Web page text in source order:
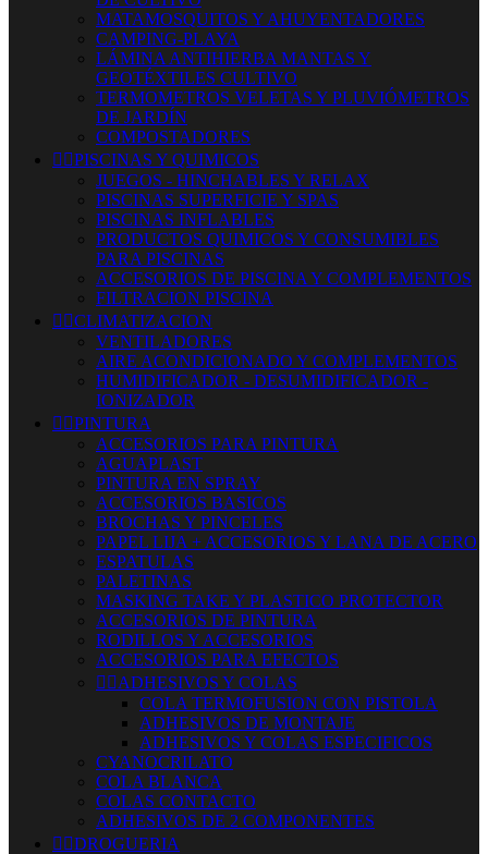
MATAMOSQUITOS Y AHUYENTADORES
CAMPING-PLAYA
LÁMINA ANTIHIERBA MANTAS Y
GEOTÉXTILES CULTIVO
TERMOMETROS VELETAS Y PLUVIÓMETROS
DE JARDÍN
COMPOSTADORES
 PISCINAS Y QUIMICOS
JUEGOS - HINCHABLES Y RELAX
PISCINAS SUPERFICIE Y SPAS
PISCINAS INFLABLES
PRODUCTOS QUIMICOS Y CONSUMIBLES
PARA PISCINAS
ACCESORIOS DE PISCINA Y COMPLEMENTOS
FILTRACION PISCINA
 CLIMATIZACION
VENTILADORES
AIRE ACONDICIONADO Y COMPLEMENTOS
HUMIDIFICADOR - DESUMIDIFICADOR -
IONIZADOR
 PINTURA
ACCESORIOS PARA PINTURA
AGUAPLAST
PINTURA EN SPRAY
ACCESORIOS BASICOS
BROCHAS Y PINCELES
PAPEL LIJA + ACCESORIOS Y LANA DE ACERO
ESPATULAS
PALETINAS
MASKING TAKE Y PLASTICO PROTECTOR
ACCESORIOS DE PINTURA
RODILLOS Y ACCESORIOS
ACCESORIOS PARA EFECTOS
 ADHESIVOS Y COLAS
COLA TERMOFUSION CON PISTOLA
ADHESIVOS DE MONTAJE
ADHESIVOS Y COLAS ESPECIFICOS
CYANOCRILATO
COLA BLANCA
COLAS CONTACTO
ADHESIVOS DE 2 COMPONENTES
 DROGUERIA